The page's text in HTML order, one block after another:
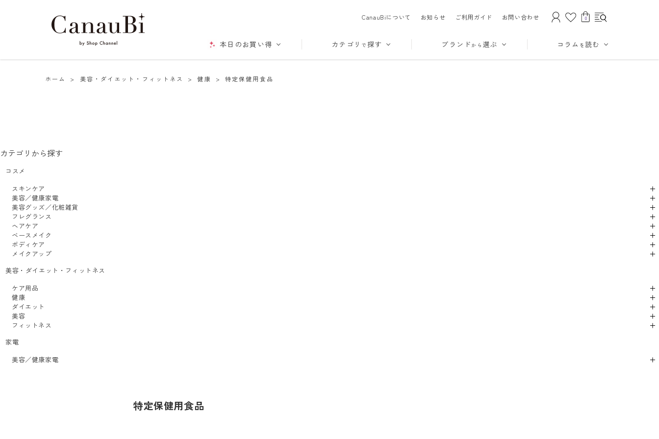
CanauBiについて お知らせ ご利用ガイド お問い合わせ 0
本日のお買い得 カテゴリ で探す ブランド から 選ぶ コラム を読む
ホーム > 美容・ダイエット・フィットネス > 健康 > 特定保健用食品
カテゴリから探す
コスメ
スキンケア
美容／健康家電
美容グッズ／化粧雑貨
フレグランス
ヘアケア
ベースメイク
ボディケア
メイクアップ
美容・ダイエット・フィットネス
ケア用品
健康
ダイエット
美容
フィットネス
家電
美容／健康家電
特定保健用食品